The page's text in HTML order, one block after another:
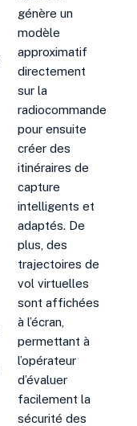
génère un
modèle
approximatif
directement
sur la
radiocommande
pour ensuite
créer des
itinéraires de
capture
intelligents et
adaptés. De
plus, des
trajectoires de
vol virtuelles
sont affichées
à l’écran,
permettant à
l’opérateur
d’évaluer
facilement la
sécurité des